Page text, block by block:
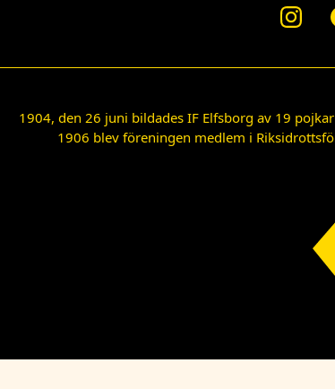
1904, den 26 juni bildades IF Elfsborg av 19
1906 blev föreningen medlem i